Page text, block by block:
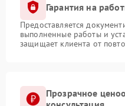
Гарантия на
Предоставляется
выполненные работы и
защищает клиента от
Прозрачное